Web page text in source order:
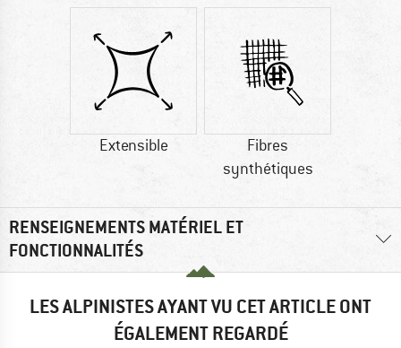
Extensible
Fibres
synthétiques
RENSEIGNEMENTS MATÉRIEL ET
FONCTIONNALITÉS
LES ALPINISTES AYANT VU CET ARTICLE ONT
ÉGALEMENT REGARDÉ